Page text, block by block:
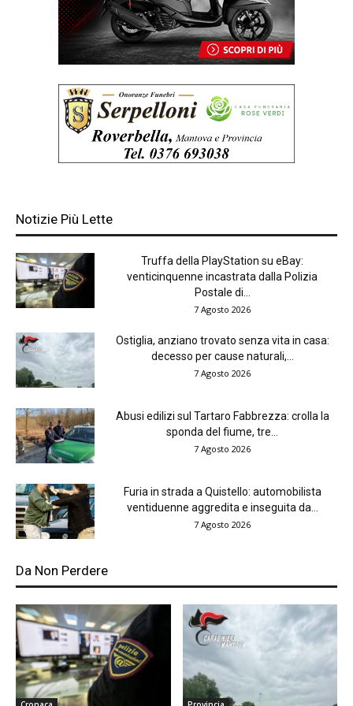
Notizie Più Lette
Truffa della PlayStation su eBay:
venticinquenne incastrata dalla Polizia
Postale di...
7 Agosto 2026
Ostiglia, anziano trovato senza vita in casa:
decesso per cause naturali,...
7 Agosto 2026
Abusi edilizi sul Tartaro Fabbrezza: crolla la
sponda del fiume, tre...
7 Agosto 2026
Furia in strada a Quistello: automobilista
ventiduenne aggredita e inseguita da...
7 Agosto 2026
Da Non Perdere